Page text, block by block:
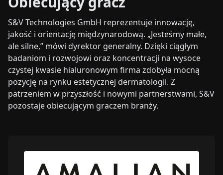
S&V Technologies GmbH reprezentuje innowację,
jakość i orientację międzynarodową. „Jesteśmy małe,
ale silne,” mówi dyrektor generalny. Dzięki ciągłym
badaniom i rozwojowi oraz koncentracji na wysoce
czystej kwasie hialuronowym firma zdobyła mocną
pozycję na rynku estetycznej dermatologii. Z
patrzeniem w przyszłość i nowymi partnerstwami, S&V
pozostaje obiecującym graczem branży.